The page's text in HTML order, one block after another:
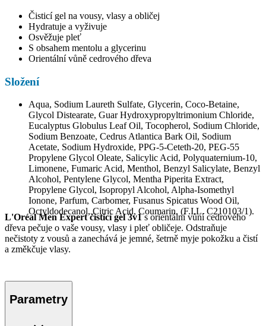
Čisticí gel na vousy, vlasy a obličej
Hydratuje a vyživuje
Osvěžuje pleť
S obsahem mentolu a glycerinu
Orientální vůně cedrového dřeva
Složení
Aqua, Sodium Laureth Sulfate, Glycerin, Coco-Betaine,
Glycol Distearate, Guar Hydroxypropyltrimonium Chloride,
Eucalyptus Globulus Leaf Oil, Tocopherol, Sodium Chloride,
Sodium Benzoate, Cedrus Atlantica Bark Oil, Sodium
Acetate, Sodium Hydroxide, PPG-5-Ceteth-20, PEG-55
Propylene Glycol Oleate, Salicylic Acid, Polyquaternium-10,
Limonene, Fumaric Acid, Menthol, Benzyl Salicylate, Benzyl
Alcohol, Pentylene Glycol, Mentha Piperita Extract,
Propylene Glycol, Isopropyl Alcohol, Alpha-Isomethyl
Ionone, Parfum, Carbomer, Fusanus Spicatus Wood Oil,
Octyldodecanol, Citric Acid, Coumarin. (F.I.L. C210103/1).
L'Oréal Men Expert čisticí gel 3v1s orientální vůní cedrového
dřeva pečuje o vaše vousy, vlasy i pleť obličeje. Odstraňuje
nečistoty z vousů a zanechává je jemné, šetrně myje pokožku a čistí
a změkčuje vlasy.
Parametry